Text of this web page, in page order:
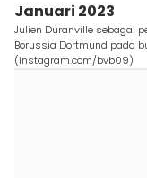
Januari 2023
Julien Duranville sebagai
Borussia Dortmund pada
(instagram.com/bvb09)